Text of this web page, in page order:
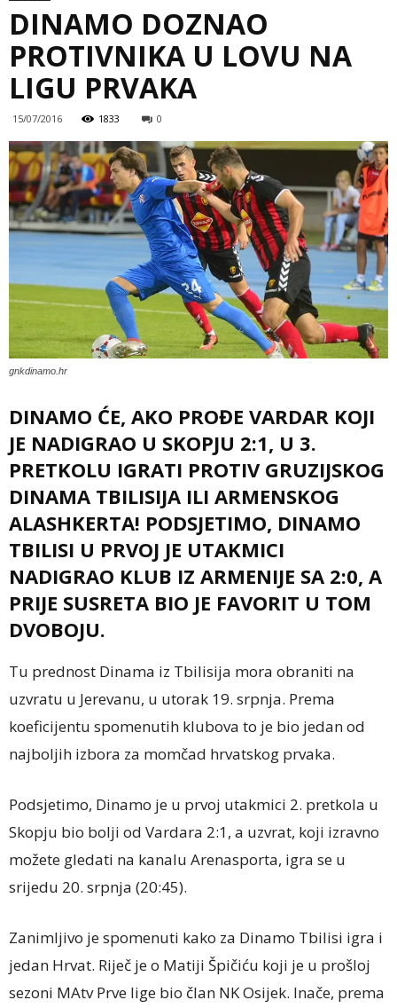
DINAMO DOZNAO
PROTIVNIKA U LOVU NA
LIGU PRVAKA
15/07/2016 1833 0
gnkdinamo.hr
DINAMO ĆE, AKO PROĐE VARDAR KOJI
JE NADIGRAO U SKOPJU 2:1, U 3.
PRETKOLU IGRATI PROTIV GRUZIJSKOG
DINAMA TBILISIJA ILI ARMENSKOG
ALASHKERTA! PODSJETIMO, DINAMO
TBILISI U PRVOJ JE UTAKMICI
NADIGRAO KLUB IZ ARMENIJE SA 2:0, A
PRIJE SUSRETA BIO JE FAVORIT U TOM
DVOBOJU.
Tu prednost Dinama iz Tbilisija mora obraniti na
uzvratu u Jerevanu, u utorak 19. srpnja. Prema
koeficijentu spomenutih klubova to je bio jedan od
najboljih izbora za momčad hrvatskog prvaka.
Podsjetimo, Dinamo je u prvoj utakmici 2. pretkola u
Skopju bio bolji od Vardara 2:1, a uzvrat, koji izravno
možete gledati na kanalu Arenasporta, igra se u
srijedu 20. srpnja (20:45).
Zanimljivo je spomenuti kako za Dinamo Tbilisi igra i
jedan Hrvat. Riječ je o Matiji Špičiću koji je u prošloj
sezoni MAtv Prve lige bio član NK Osijek. Inače, prema